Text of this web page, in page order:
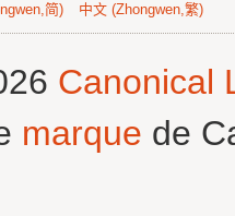
简) 中文 (Zhongwen,繁)
Canonical
marque de